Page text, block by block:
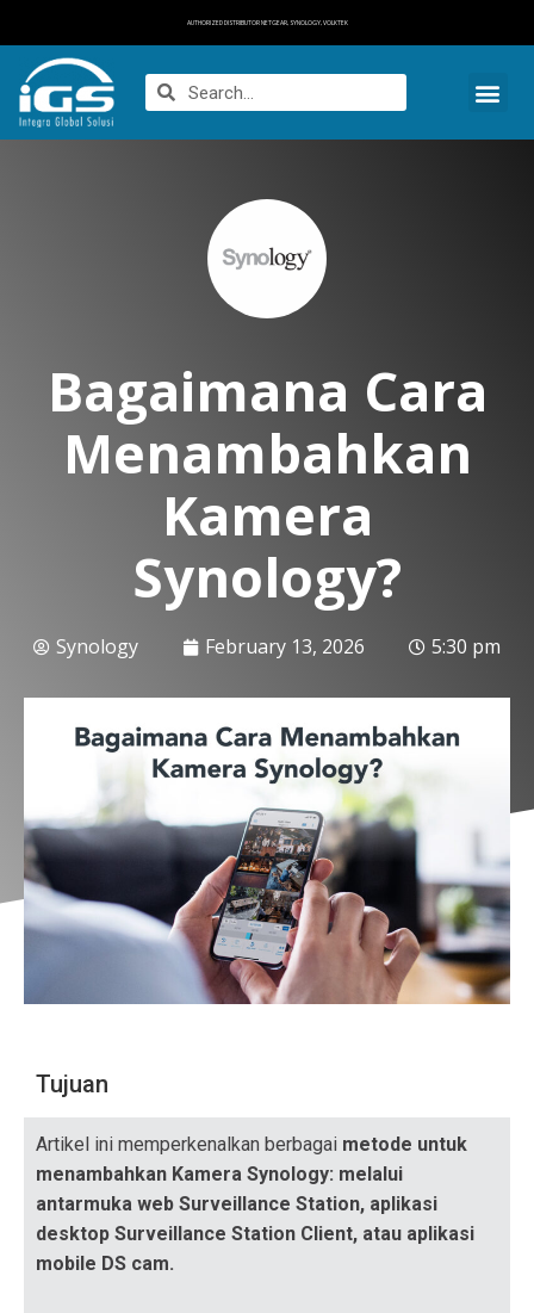
AUTHORIZED DISTRIBUTOR NETGEAR, SYNOLOGY, VOLKTEK
Bagaimana Cara
Menambahkan
Kamera
Synology?
Synology February 13, 2026 5:30 pm
Tujuan
Artikel ini memperkenalkan berbagai metode untuk
menambahkan Kamera Synology: melalui
antarmuka web Surveillance Station, aplikasi
desktop Surveillance Station Client, atau aplikasi
mobile DS cam.